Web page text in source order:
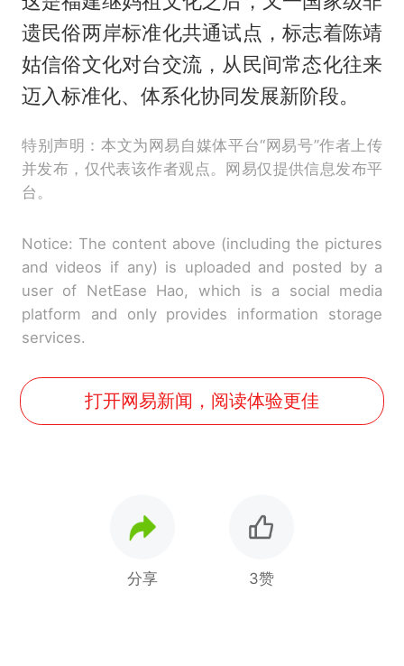
遗民俗两岸标准化共通试点，标志着陈靖
姑信俗文化对台交流，从民间常态化往来
迈入标准化、体系化协同发展新阶段。
特别声明：本文为网易自媒体平台“网易号”作者上传
并发布，仅代表该作者观点。网易仅提供信息发布平
台。
Notice: The content above (including the pictures
and videos if any) is uploaded and posted by a
user of NetEase Hao, which is a social media
platform and only provides information storage
services.
打开网易新闻，阅读体验更佳
分享 3赞